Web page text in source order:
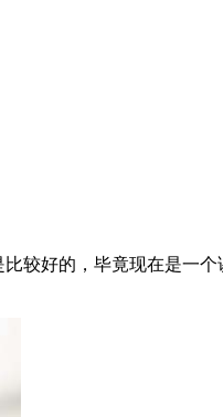
较好的，毕竟现在是一